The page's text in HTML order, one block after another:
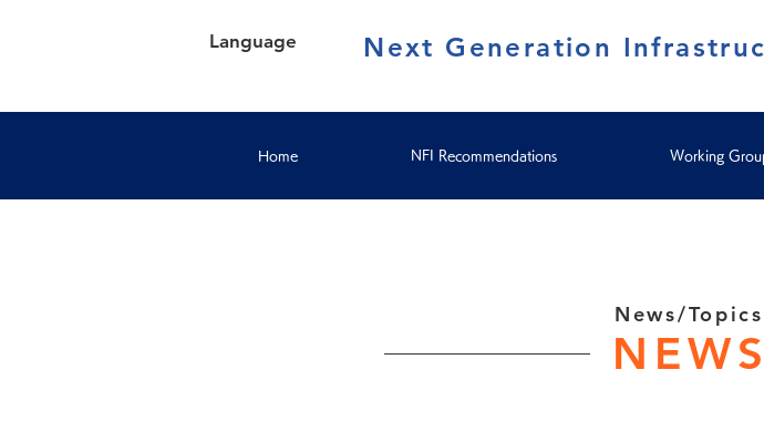
Next Generation
Language
Home NFI Recommendations Working
News/Topics